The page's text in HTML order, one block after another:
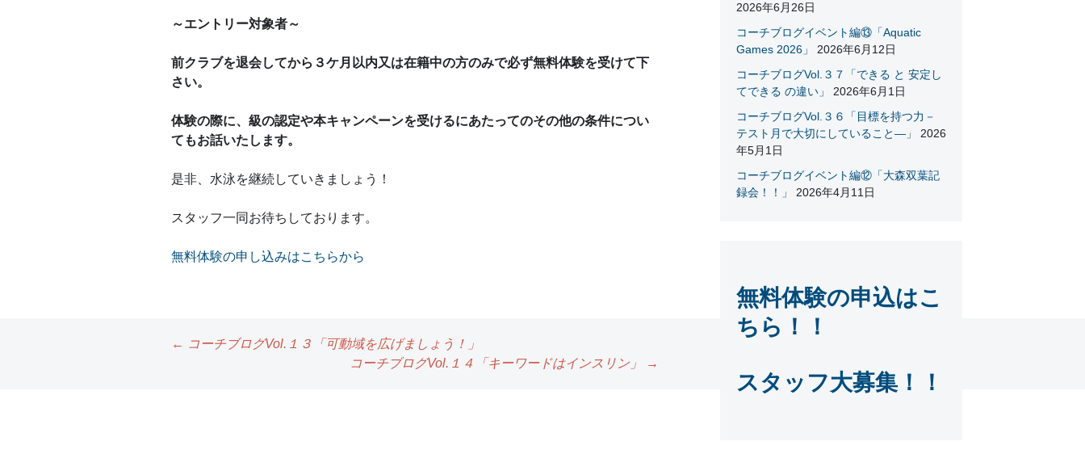
～エントリー対象者～
前クラブを退会してから３ケ月以内又は在籍中の方のみで必ず無料体験を受けて下
さい。
体験の際に、級の認定や本キャンペーンを受けるにあたってのその他の条件につい
てもお話いたします。
是非、水泳を継続していきましょう！
スタッフ一同お待ちしております。
無料体験の申し込みはこちらから
← コーチブログVol.１３「可動域を広げましょう！」
コーチブログVol.１４「キーワードはインスリン」
→
2026年6月26日
コーチブログイベント編⑬「Aquatic
Games 2026」
2026年6月12日
コーチブログVol.３７「できる と 安定し
てできる の違い」
2026年6月1日
コーチブログVol.３６「目標を持つ力－
テスト月で大切にしていること―」
2026
年5月1日
コーチブログイベント編⑫「大森双葉記
録会！！」
2026年4月11日
無料体験の申込はこ
ちら！！
スタッフ大募集！！